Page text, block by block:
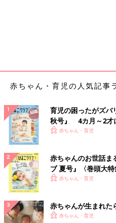
赤ちゃん・育児の人気記事
育児の困ったがズバ
秋号』 4カ月～2才
いっぱい！
赤ちゃん・育児
赤ちゃんのお世話ま
ブ 夏号』〈巻頭大
く！ おっぱい・ミル
赤ちゃん・育児
赤ちゃんが生まれた
赤ちゃん・育児